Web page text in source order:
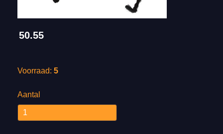
50.55
Voorraad: 5
Aantal